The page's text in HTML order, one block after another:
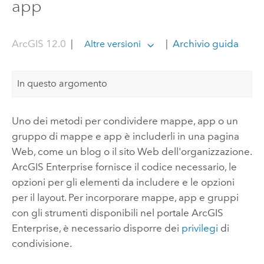
app
ArcGIS 12.0 Altre versioni Archivio guida
In questo argomento
Uno dei metodi per condividere mappe, app o un
gruppo di mappe e app è includerli in una pagina
Web, come un blog o il sito Web dell'organizzazione.
ArcGIS Enterprise fornisce il codice necessario, le
opzioni per gli elementi da includere e le opzioni
per il layout. Per incorporare mappe, app e gruppi
con gli strumenti disponibili nel portale ArcGIS
Enterprise, è necessario disporre dei privilegi di
condivisione.